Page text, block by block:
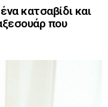
κατσαβίδι και
που